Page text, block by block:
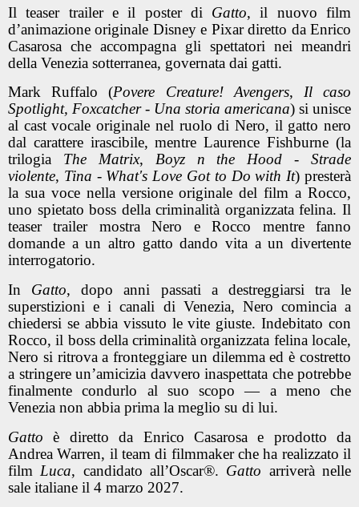
Il teaser trailer e il poster di Gatto, il nuovo film
d’animazione originale Disney e Pixar diretto da Enrico
Casarosa che accompagna gli spettatori nei meandri
della Venezia sotterranea, governata dai gatti.
Mark Ruffalo (Povere Creature! Avengers, Il caso
Spotlight, Foxcatcher - Una storia americana) si unisce
al cast vocale originale nel ruolo di Nero, il gatto nero
dal carattere irascibile, mentre Laurence Fishburne (la
trilogia The Matrix, Boyz n the Hood - Strade
violente, Tina - What's Love Got to Do with It) presterà
la sua voce nella versione originale del film a Rocco,
uno spietato boss della criminalità organizzata felina. Il
teaser trailer mostra Nero e Rocco mentre fanno
domande a un altro gatto dando vita a un divertente
interrogatorio.
In Gatto, dopo anni passati a destreggiarsi tra le
superstizioni e i canali di Venezia, Nero comincia a
chiedersi se abbia vissuto le vite giuste. Indebitato con
Rocco, il boss della criminalità organizzata felina locale,
Nero si ritrova a fronteggiare un dilemma ed è costretto
a stringere un’amicizia davvero inaspettata che potrebbe
finalmente condurlo al suo scopo — a meno che
Venezia non abbia prima la meglio su di lui.
Gatto è diretto da Enrico Casarosa e prodotto da
Andrea Warren, il team di filmmaker che ha realizzato il
film Luca, candidato all’Oscar®. Gatto arriverà nelle
sale italiane il 4 marzo 2027.